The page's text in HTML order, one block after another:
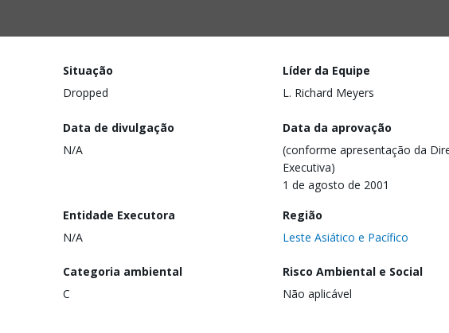
Situação
Dropped
Líder da Equipe
L. Richard Meyers
Data de divulgação
N/A
Data da aprovação
(conforme apresentação da
Executiva)
1 de agosto de 2001
Entidade Executora
N/A
Região
Leste Asiático e Pacífico
Categoria ambiental
C
Risco Ambiental e Social
Não aplicável